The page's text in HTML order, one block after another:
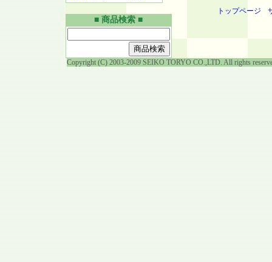
トップページ
■ 商品検索 ■
Copyright (C) 2003-2009 SEIKO TORYO CO.,LTD. All rights